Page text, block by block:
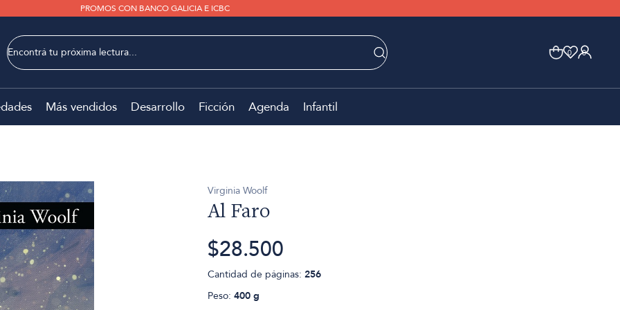
PROMOS CON BANCO GALICIA E ICBC
0 0
Más vendidos Desarrollo Ficción Agenda Infantil
Virginia Woolf
Al Faro
$28.500
Cantidad de páginas: 256
Peso: 400 g